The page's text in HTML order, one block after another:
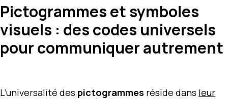
Pictogrammes et symboles
visuels : des codes universels
pour communiquer autrement
L’universalité des pictogrammes réside dans leur